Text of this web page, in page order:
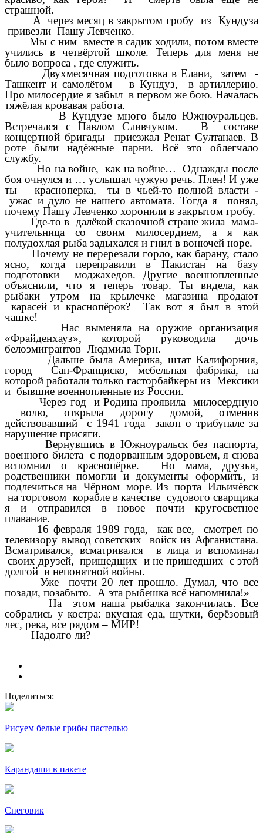
страшной.
А через месяц в закрытом гробу из Кундуза
привезли Пашу Левченко.
Мы с ним вместе в садик ходили, потом вместе
учились в четвёртой школе. Теперь для меня не
было вопроса , где служить.
Двухмесячная подготовка в Елани, затем -
Ташкент и самолётом – в Кундуз, в артиллерию.
Про милосердие я забыл в первом же бою. Началась
тяжёлая кровавая работа.
В Кундузе много было Южноуральцев.
Встречался с Павлом Сливчуком. В составе
концертной бригады приезжал Ренат Султанаев. В
роте были надёжные парни. Всё это облегчало
службу.
Но на войне, как на войне… Однажды после
боя очнулся и … услышал чужую речь. Плен! И уже
ты – красноперка, ты в чьей-то полной власти -
ужас и дуло не нашего автомата. Тогда я понял,
почему Пашу Левченко хоронили в закрытом гробу.
Где-то в далёкой сказочной стране жила мама-
учительница со своим милосердием, а я как
полудохлая рыба задыхался и гнил в вонючей норе.
Почему не перерезали горло, как барану, стало
ясно, когда переправили в Пакистан на базу
подготовки моджахедов. Другие военнопленные
объяснили, что я теперь товар. Ты видела, как
рыбаки утром на крылечке магазина продают
карасей и краснопёрок? Так вот я был в этой
чашке!
Нас выменяла на оружие организация
«Фрайденхауз», которой руководила дочь
белоэмигрантов Людмила Торн.
Дальше была Америка, штат Калифорния,
город Сан-Франциско, мебельная фабрика, на
которой работали только гасторбайкеры из Мексики
и бывшие военнопленные из России.
Через год и Родина проявила милосердную
волю, открыла дорогу домой, отменив
действовавший с 1941 года закон о трибунале за
нарушение присяги.
Вернувшись в Южноуральск без паспорта,
военного билета с подорванным здоровьем, я снова
вспомнил о краснопёрке. Но мама, друзья,
родственники помогли и документы оформить, и
подлечиться на Чёрном море. Из порта Ильичёвск
на торговом корабле в качестве судового сварщика
я и отправился в новое почти кругосветное
плавание.
16 февраля 1989 года, как все, смотрел по
телевизору вывод советских войск из Афганистана.
Всматривался, всматривался в лица и вспоминал
своих друзей, пришедших и не пришедших с этой
долгой и непонятной войны.
Уже почти 20 лет прошло. Думал, что все
позади, позабыто. А эта рыбешка всё напомнила!»
На этом наша рыбалка закончилась. Все
собрались у костра: вкусная еда, шутки, берёзовый
лес, река, все рядом – МИР!
Надолго ли?
Поделиться:
Рисуем белые грибы пастелью
Карандаши в пакете
Снеговик